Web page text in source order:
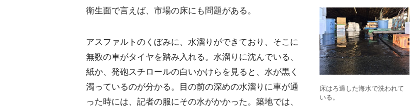
床はろ過した海水で洗われて
いる。
衛生面で言えば、市場の床にも問題がある。
アスファルトのくぼみに、水溜りができており、そこに
無数の車がタイヤを踏み入れる。水溜りに沈んでいる、
紙か、発砲スチロールの白いかけらを見ると、水が黒く
濁っているのが分かる。目の前の深めの水溜りに車が通
った時には、記者の服にその水がかかった。築地では、